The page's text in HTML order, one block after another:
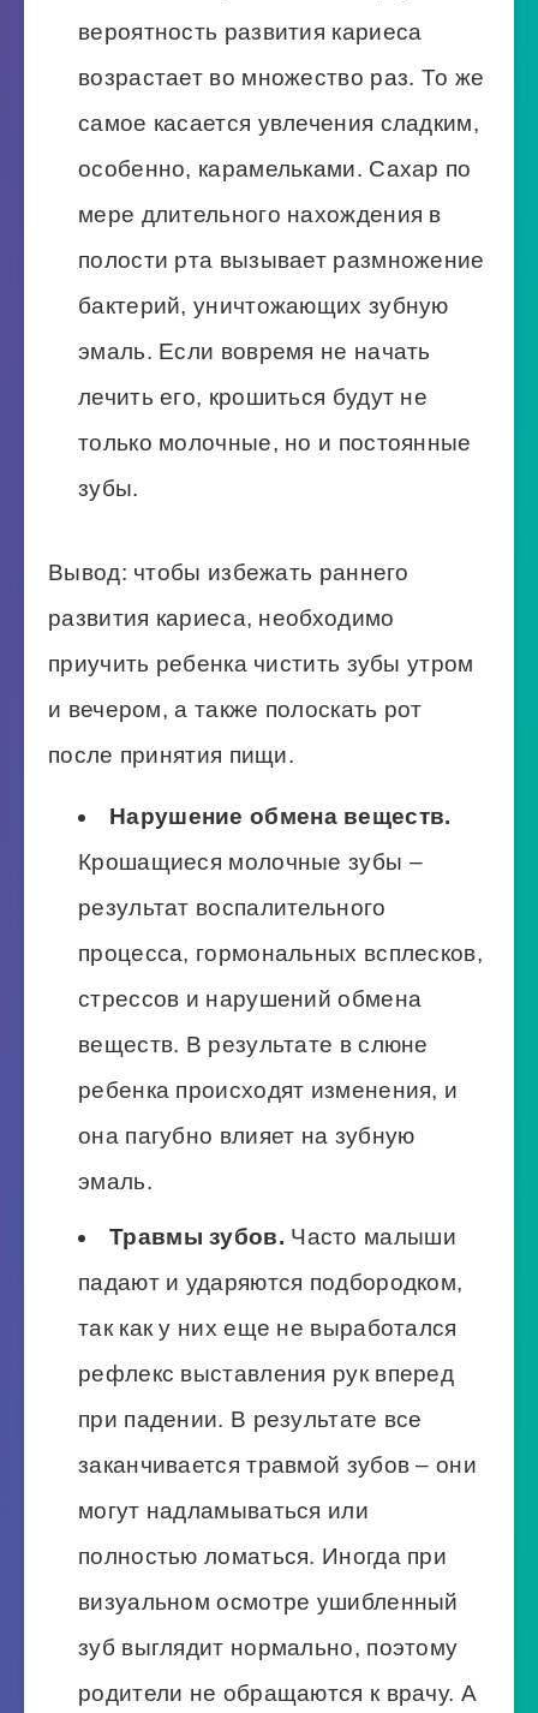
вероятность развития кариеса
возрастает во множество раз. То же
самое касается увлечения сладким,
особенно, карамельками. Сахар по
мере длительного нахождения в
полости рта вызывает размножение
бактерий, уничтожающих зубную
эмаль. Если вовремя не начать
лечить его, крошиться будут не
только молочные, но и постоянные
зубы.
Вывод: чтобы избежать раннего
развития кариеса, необходимо
приучить ребенка чистить зубы утром
и вечером, а также полоскать рот
после принятия пищи.
Нарушение обмена веществ.
Крошащиеся молочные зубы –
результат воспалительного
процесса, гормональных всплесков,
стрессов и нарушений обмена
веществ. В результате в слюне
ребенка происходят изменения, и
она пагубно влияет на зубную
эмаль.
Травмы зубов. Часто малыши
падают и ударяются подбородком,
так как у них еще не выработался
рефлекс выставления рук вперед
при падении. В результате все
заканчивается травмой зубов – они
могут надламываться или
полностью ломаться. Иногда при
визуальном осмотре ушибленный
зуб выглядит нормально, поэтому
родители не обращаются к врачу. А